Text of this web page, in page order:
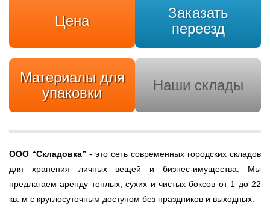
Цена
Заказать
переезд
Материалы для
упаковки
Наши склады
ООО “Складовка” - это сеть современных городских складов
для хранения личных вещей и бизнес-имущества. Мы
предлагаем аренду теплых, сухих и чистых боксов от 1 до 22
кв. м с круглосуточным доступом без праздников и выходных.